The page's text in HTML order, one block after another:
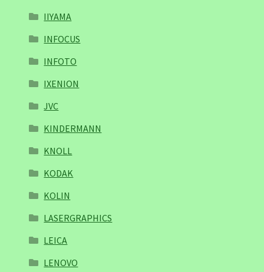
IIYAMA
INFOCUS
INFOTO
IXENION
JVC
KINDERMANN
KNOLL
KODAK
KOLIN
LASERGRAPHICS
LEICA
LENOVO